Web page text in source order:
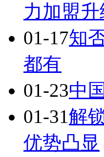
力加盟升
01-17知
都有
01-23中
01-31解
优势凸显